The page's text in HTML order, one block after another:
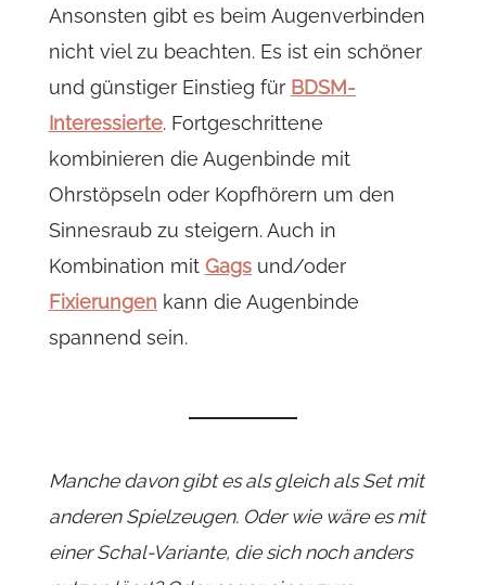
Ansonsten gibt es beim Augenverbinden
nicht viel zu beachten. Es ist ein schöner
und günstiger Einstieg für BDSM-
Interessierte. Fortgeschrittene
kombinieren die Augenbinde mit
Ohrstöpseln oder Kopfhörern um den
Sinnesraub zu steigern. Auch in
Kombination mit Gagsund/oder
Fixierungen kann die Augenbinde
spannend sein.
Manche davon gibt es als gleich als Set mit
anderen Spielzeugen. Oder wie wäre es mit
einer Schal-Variante, die sich noch anders